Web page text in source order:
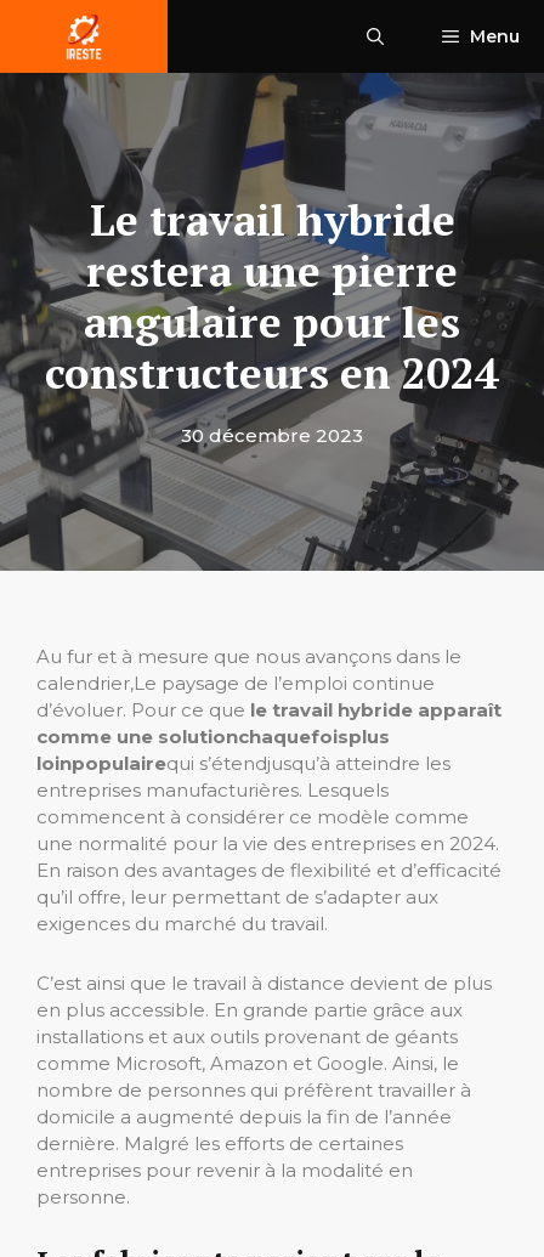
contenu
Menu
Le travail hybride
restera une pierre
angulaire pour les
constructeurs en 2024
30 décembre 2023
Au fur et à mesure que nous avançons dans le
calendrier,Le paysage de l’emploi continue
d’évoluer. Pour ce que le travail hybride apparaît
comme une solutionchaquefoisplus
loinpopulairequi s’étendjusqu’à atteindre les
entreprises manufacturières. Lesquels
commencent à considérer ce modèle comme
une normalité pour la vie des entreprises en 2024.
En raison des avantages de flexibilité et d’efficacité
qu’il offre, leur permettant de s’adapter aux
exigences du marché du travail.
C’est ainsi que le travail à distance devient de plus
en plus accessible. En grande partie grâce aux
installations et aux outils provenant de géants
comme Microsoft, Amazon et Google. Ainsi, le
nombre de personnes qui préfèrent travailler à
domicile a augmenté depuis la fin de l’année
dernière. Malgré les efforts de certaines
entreprises pour revenir à la modalité en
personne.